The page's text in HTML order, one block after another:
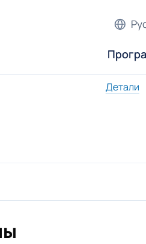
Детали